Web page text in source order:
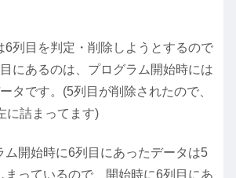
6列目を判定・削除しようとするので
にあるのは、プログラム開始時には
タです。(5列目が削除されたので、
に詰まってます)
ム開始時に6列目にあったデータは5
まっているので、開始時に6列目にあ